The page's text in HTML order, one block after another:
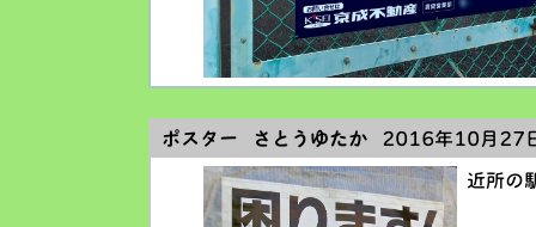
ポスター さとうゆたか2016年10月27
近所の